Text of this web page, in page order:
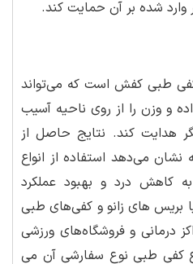
وارد شده بر آن حمایت کند.
طبی کفش است که می‌تواند
و وزن را از روی ناحیه آسیب
هدایت کند. نتایج حاصل از
می‌دهد استفاده از انواع
کاهش درد و بهبود عملکرد
بریس های زانو و کفی‌های طبی
درمانی و فروشگاه‌های ورزشی
کفی طبی نوع سفارشی آن می